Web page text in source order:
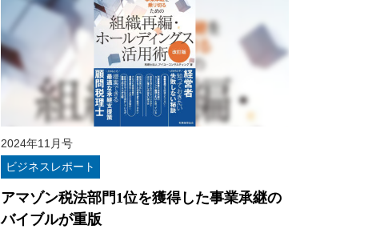
2024年11月号
ビジネスレポート
アマゾン税法部門1位を獲得した事業承継の
バイブルが重版